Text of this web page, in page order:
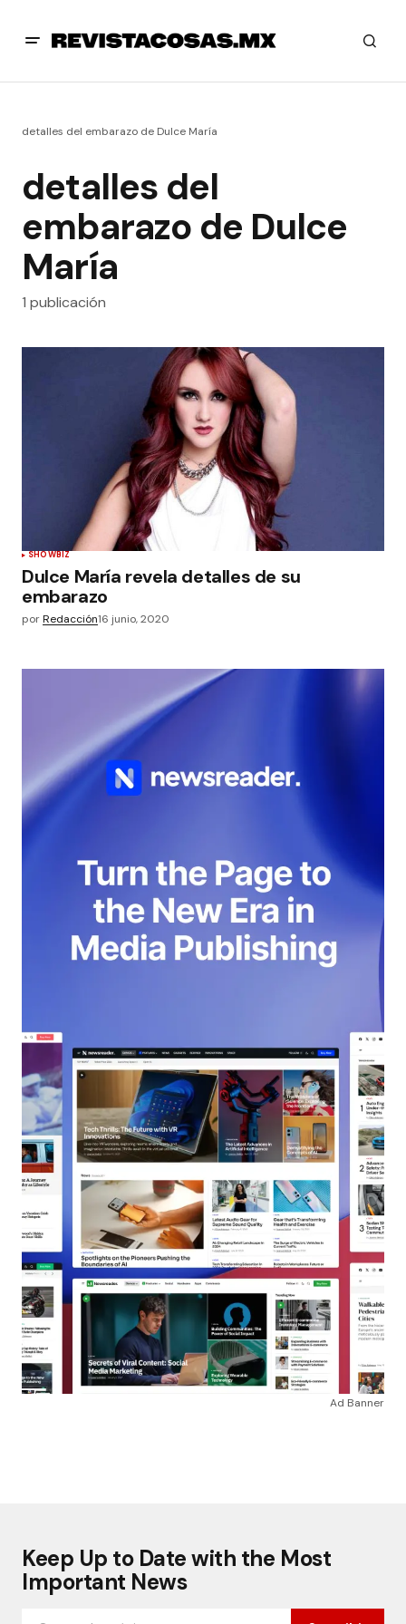
detalles del embarazo de Dulce María
detalles del
embarazo de Dulce
María
1 publicación
SHOWBIZ
Dulce María revela detalles de su
embarazo
porRedacción16 junio, 2020
Ad Banner
Keep Up to Date with the Most
Important News